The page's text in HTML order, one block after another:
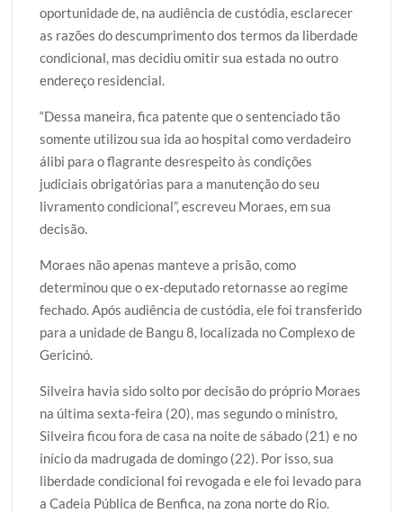
oportunidade de, na audiência de custódia, esclarecer
as razões do descumprimento dos termos da liberdade
condicional, mas decidiu omitir sua estada no outro
endereço residencial.
“Dessa maneira, fica patente que o sentenciado tão
somente utilizou sua ida ao hospital como verdadeiro
álibi para o flagrante desrespeito às condições
judiciais obrigatórias para a manutenção do seu
livramento condicional”, escreveu Moraes, em sua
decisão.
Moraes não apenas manteve a prisão, como
determinou que o ex-deputado retornasse ao regime
fechado. Após audiência de custódia, ele foi transferido
para a unidade de Bangu 8, localizada no Complexo de
Gericinó.
Silveira havia sido solto por decisão do próprio Moraes
na última sexta-feira (20), mas segundo o ministro,
Silveira ficou fora de casa na noite de sábado (21) e no
início da madrugada de domingo (22). Por isso, sua
liberdade condicional foi revogada e ele foi levado para
a Cadeia Pública de Benfica, na zona norte do Rio.